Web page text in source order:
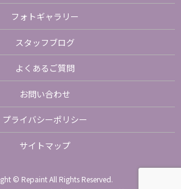
フォトギャラリー
スタッフブログ
よくあるご質問
お問い合わせ
プライバシーポリシー
サイトマップ
© Repaint All Rights Reserved.